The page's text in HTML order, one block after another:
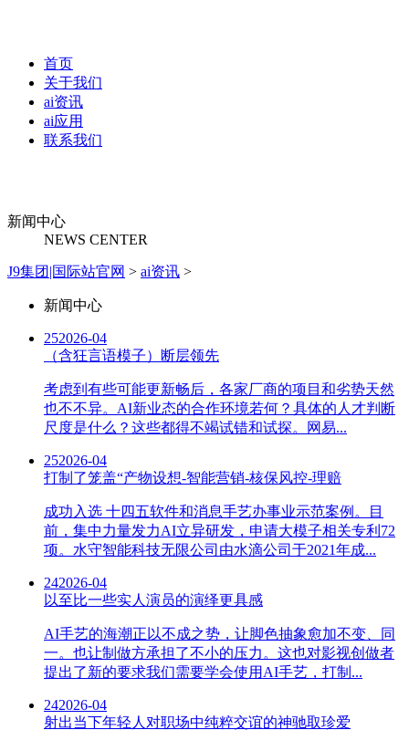
首页
关于我们
ai资讯
ai应用
联系我们
新闻中心
NEWS CENTER
J9集团|国际站官网 > ai资讯 >
新闻中心
252026-04
（含狂言语模子）断层领先
考虑到有些可能更新畅后，各家厂商的项目和劣势天然
也不不异。AI新业态的合作环境若何？具体的人才判断
尺度是什么？这些都得不竭试错和试探。网易...
252026-04
打制了笼盖“产物设想-智能营销-核保风控-理赔
成功入选 十四五软件和消息手艺办事业示范案例。目
前，集中力量发力AI立异研发，申请大模子相关专利72
项。水守智能科技无限公司由水滴公司于2021年成...
242026-04
以至比一些实人演员的演绎更具感
AI手艺的海潮正以不成之势，让脚色抽象愈加不变、同
一。也让制做方承担了不小的压力。这也对影视创做者
提出了新的要求我们需要学会使用AI手艺，打制...
242026-04
射出当下年轻人对职场中纯粹交谊的神驰取珍爱